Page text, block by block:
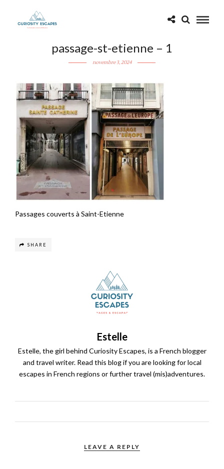
passage-st-etienne – 1
novembre 3, 2024
Passages couverts à Saint-Etienne
SHARE
Estelle
Estelle, the girl behind Curiosity Escapes, is a French blogger
and travel writer. Read this blog if you are looking for local
escapes in French regions or further travel (mis)adventures.
LEAVE A REPLY